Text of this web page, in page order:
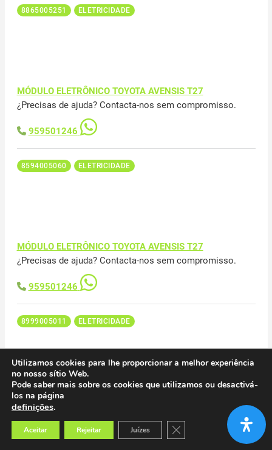
8865005251 ELETRICIDADE
MÓDULO ELETRÔNICO TOYOTA AVENSIS T27
¿Precisas de ajuda? Contacta-nos sem compromisso.
959501246
8594005060 ELETRICIDADE
MÓDULO ELETRÔNICO TOYOTA AVENSIS T27
¿Precisas de ajuda? Contacta-nos sem compromisso.
959501246
8999005011 ELETRICIDADE
MÓDULO ELETRÔNICO TOYOTA AVENSIS T27
¿Precisas de ajuda? Contacta-nos sem compromisso.
959501246
Utilizamos cookies para lhe proporcionar a melhor experiência
no nosso sítio Web.
Pode saber mais sobre os cookies que utilizamos ou desactivá-
los na página
definições.
Aceitar Rejeitar Juízes Close GDPR Cookie Banner